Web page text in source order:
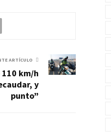
ARTÍCULO
km/h
y
punto”